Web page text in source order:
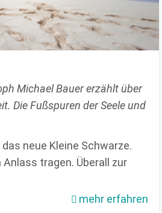
Michael Bauer erzählt über
Die Fußspuren der Seele und
neue Kleine Schwarze.
Anlass tragen. Überall zur
mehr erfahren